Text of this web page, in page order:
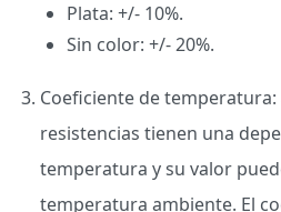
Plata: +/- 10%.
Sin color: +/- 20%.
Coeficiente de
resistencias tienen una
temperatura y su valor
temperatura ambiente. El